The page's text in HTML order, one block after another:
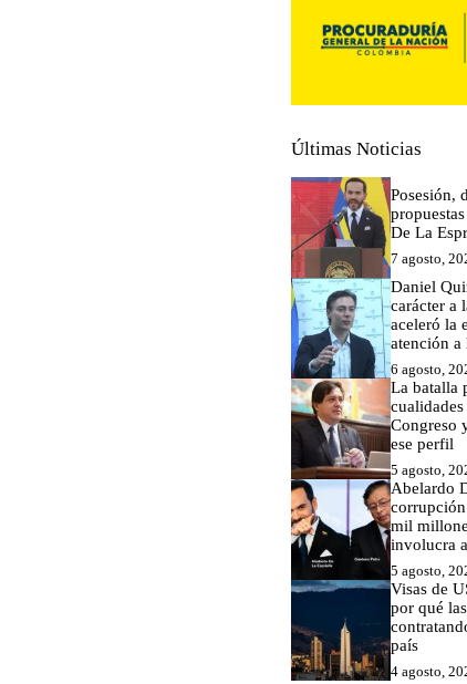
Últimas Noticias
Posesión,
De La
7 agosto,
Daniel
carácter a
aceleró la
atención a
6 agosto,
La batalla
Congreso
ese perfil
5 agosto,
Abelardo
mil
involucra
5 agosto,
Visas de
por qué
país
4 agosto,